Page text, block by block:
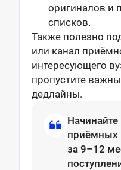
оригиналов и
списков.
Также полезно
или канал
интересующего
пропустите
дедлайны.
приёмных
за 9–12